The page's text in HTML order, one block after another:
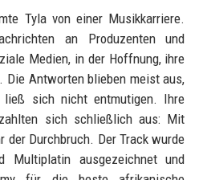
Tyla von einer Musikkarriere.
an Produzenten und
Medien, in der Hoffnung, ihre
Die Antworten blieben meist aus,
sich nicht entmutigen. Ihre
sich schließlich aus: Mit
der Durchbruch. Der Track wurde
Multiplatin ausgezeichnet und